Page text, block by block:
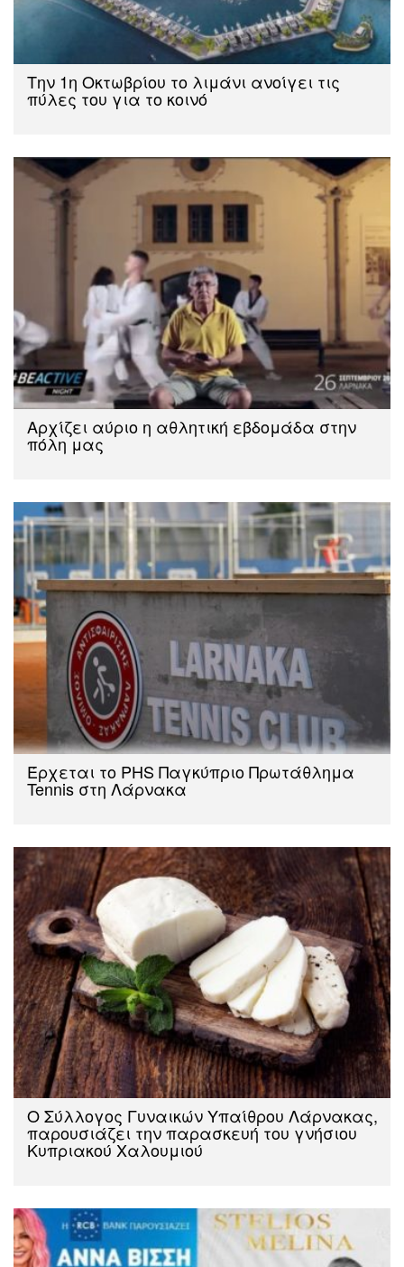
Την 1η Οκτωβρίου το λιμάνι ανοίγει τις
πύλες του για το κοινό
Αρχίζει αύριο η αθλητική εβδομάδα στην
πόλη μας
Έρχεται το PHS Παγκύπριο Πρωτάθλημα
Tennis στη Λάρνακα
O Σύλλογος Γυναικών Υπαίθρου Λάρνακας,
παρουσιάζει την παρασκευή του γνήσιου
Κυπριακού Χαλουμιού